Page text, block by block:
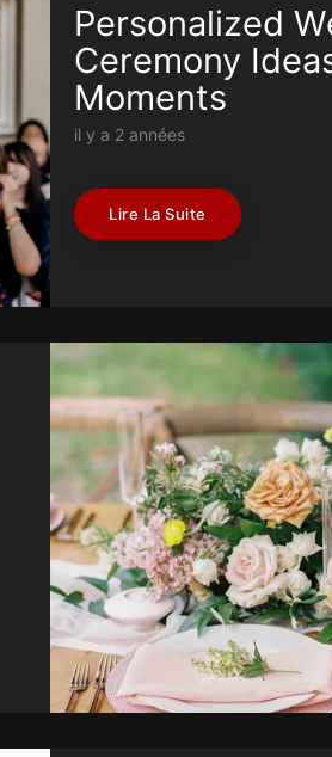
Personalized
Ceremony
Moments
il y a 2 années
Lire La Suite